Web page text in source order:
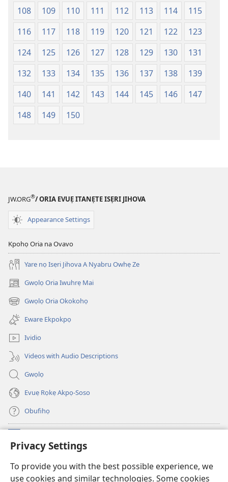
Privacy Settings
To provide you with the best possible experience, we
use cookies and similar technologies. Some cookies
108
109 110 111 112 113 114
115
116
117 118 119 120 121 122
123
124
125 126 127 128 129 130
131
132
133 134 135 136 137 138
139
140
141 142 143 144 145 146
147
148
149 150
JW.ORG®/ ORIA EVUẸ ITANẸTE ISẸRI JIHOVA
Appearance Settings
Kpohọ Oria na Ovavo
Yare nọ Isẹri Jihova A Nyabru Owhẹ Ze
Gwọlọ Oria Iwuhrẹ Mai
(opens
new
window)
Gwọlọ Oria Okokohọ
(opens
new
window)
Eware Ekpokpọ
Ividio
Videos with Audio Descriptions
Gwọlọ
Evuẹ Rọkẹ Akpọ-Soso
Obufihọ
(opens
new
UWOU-EBE ITANẸTE orọ Watchtower
(opens
new